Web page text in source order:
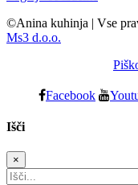
©Anina kuhinja | Vse
Ms3 d.o.o.
Facebook
Išči
×